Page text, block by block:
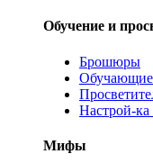
Обучение и
Брошюры
Настрой-ка
Мифы